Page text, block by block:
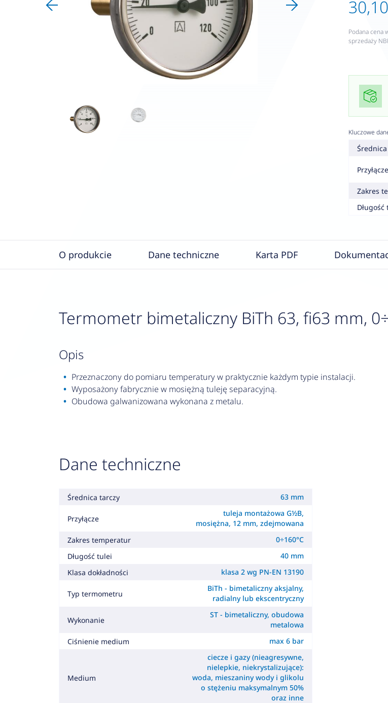
Podana cena
sprzedaży
Kluczowe
Przyłącze
Zakres
Długość
O produkcie Dane techniczne Karta PDF
Termometr bimetaliczny BiTh 63, fi63 mm,
opis
Przeznaczony do pomiaru temperatury w praktycznie każdym typie instalacji.
Wyposażony fabrycznie w mosiężną tuleję separacyjną.
Obudowa galwanizowana wykonana z metalu.
Dane techniczne
Średnica tarczy 63 mm
Przyłącze
tuleja montażowa G½B,
mosiężna, 12 mm, zdejmowana
Zakres temperatur
0÷160°C
Długość tulei
40 mm
Klasa dokładności
klasa 2 wg PN-EN 13190
Typ termometru
BiTh - bimetaliczny aksjalny,
radialny lub ekscentryczny
Wykonanie
ST - bimetaliczny, obudowa
metalowa
Ciśnienie medium
max 6 bar
Medium
ciecze i gazy (nieagresywne,
nielepkie, niekrystalizujące):
woda, mieszaniny wody i glikolu
o stężeniu maksymalnym 50%
oraz inne